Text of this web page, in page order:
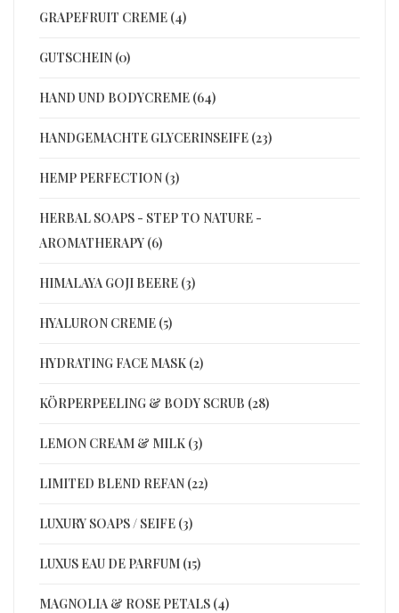
GRAPEFRUIT CREME (4)
GUTSCHEIN (0)
HAND UND BODYCREME (64)
HANDGEMACHTE GLYCERINSEIFE (23)
HEMP PERFECTION (3)
HERBAL SOAPS - STEP TO NATURE -
AROMATHERAPY (6)
HIMALAYA GOJI BEERE (3)
HYALURON CREME (5)
HYDRATING FACE MASK (2)
KÖRPERPEELING & BODY SCRUB (28)
LEMON CREAM & MILK (3)
LIMITED BLEND REFAN (22)
LUXURY SOAPS / SEIFE (3)
LUXUS EAU DE PARFUM (15)
MAGNOLIA & ROSE PETALS (4)